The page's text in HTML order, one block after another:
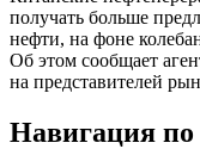
получать больше
нефти, на фоне
Об этом сообщает
на представителей
Навигация по